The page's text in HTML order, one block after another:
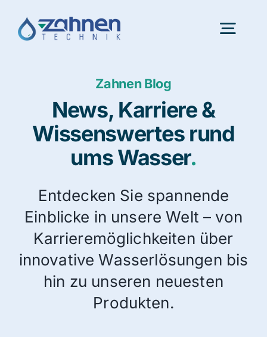
content
Portfolio
Innovation
Karriere
Über uns
Aktuelles
Blog
Zahnen Blog
News, Karriere &
Wissenswertes rund
ums Wasser.
Entdecken Sie spannende
Einblicke in unsere Welt – von
Karrieremöglichkeiten über
innovative Wasserlösungen bis
hin zu unseren neuesten
Produkten.